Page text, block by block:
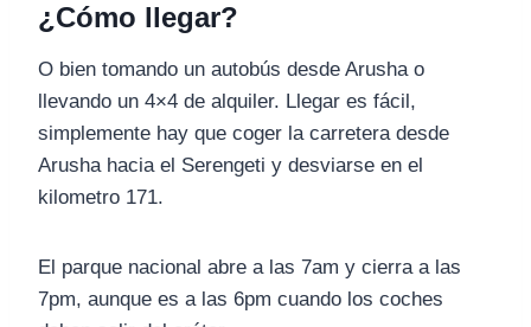
¿Cómo llegar?
O bien tomando un autobús desde Arusha o
llevando un 4×4 de alquiler. Llegar es fácil,
simplemente hay que coger la carretera desde
Arusha hacia el Serengeti y desviarse en el
kilometro 171.
El parque nacional abre a las 7am y cierra a las
7pm, aunque es a las 6pm cuando los coches